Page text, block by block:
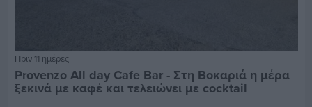
Πριν 11 ημέρες
Provenzo All day Cafe Bar - Στη Βοκαριά η μέρα
ξεκινά με καφέ και τελειώνει με cocktail